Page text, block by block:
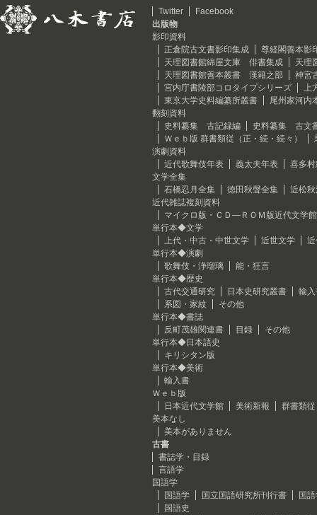
Twitter
Facebook
出版物
影印資料
正倉院古文書影印集成
尊経閣善本影
天理図書館綿屋文庫 俳書集成
天理
天理図書館善本叢書 漢籍之部
神宮
宮内庁書陵部コロタイプシリーズ
上
東京大学史料編纂所叢書
尾州家河内
翻刻資料
史料纂集 古記録編
史料纂集 古文
Ｗｅｂ版 群書類従（正・続・続々）
演劇資料
近代歌舞伎年表
義太夫年表
喜多
文学全集
石橋忍月全集
徳田秋聲全集
近松
近代雑誌複刻資料
マイクロ版・ＣＤ―ＲＯＭ版近代文学館
単行本◆文学
上代・中古・中世文学
近世文学
単行本◆演劇
歌舞伎・浄瑠璃
能・狂言
単行本◆歴史
古代交通研究
日本史研究叢書
輸
系図・家紋
その他
単行本◆書誌
反町茂雄関連書
目録
その他
単行本◆日本語史
キリシタン版
単行本◆美術
輸入書
Ｗｅｂ版
日本近代文学館
美術新報
群書類
美本なし
美本がありません
古書
書誌学・目録
言語学
国語学
国語学
国立国語研究所刊行書
国
国語史